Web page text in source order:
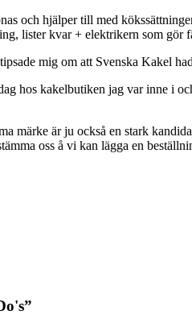
och hjälper till med
lister kvar + elektrikern som
mig om att Svenska Kakel
hos kakelbutiken jag var inne i
märke är ju också en stark
oss å vi kan lägga en